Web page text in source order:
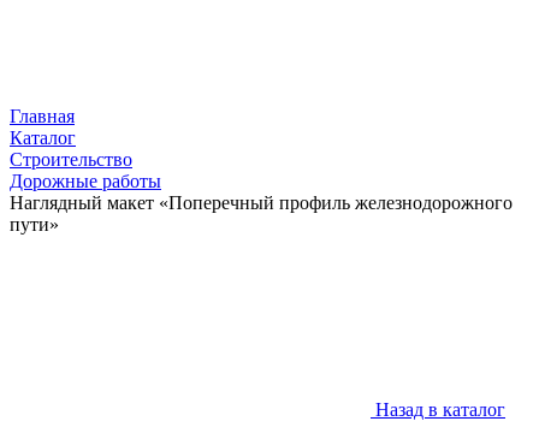
Главная
Каталог
Строительство
Дорожные работы
Наглядный макет «Поперечный профиль железнодорожного
пути»
Назад в каталог